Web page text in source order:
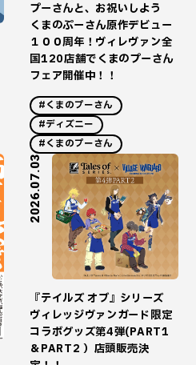
プーさんと、お祝いしよう
くまのぷーさん原作デビュー
１００周年！ヴィレヴァン全
国120店舗でくまのプーさん
フェア開催中！！
#くまのプーさん
#ディズニー
#くまのプーさん
2026.07.03
『テイルズ オブ』シリーズ
ヴィレッジヴァンガード限定
コラボグッズ第4弾(PART1
＆PART2 ）店頭販売決